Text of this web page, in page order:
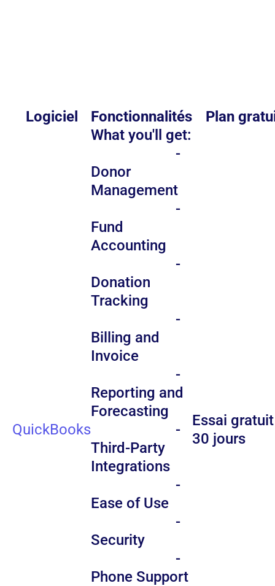
Logiciel Fonctionnalités Plan
QuickBooks
What you'll get:
-
Donor
Management
-
Fund
Accounting
-
Donation
Tracking
-
Billing and
Invoice
-
Reporting and
Forecasting
-
Third-Party
Integrations
-
Ease of Use
-
Security
-
Phone Support
Essai
30 jours